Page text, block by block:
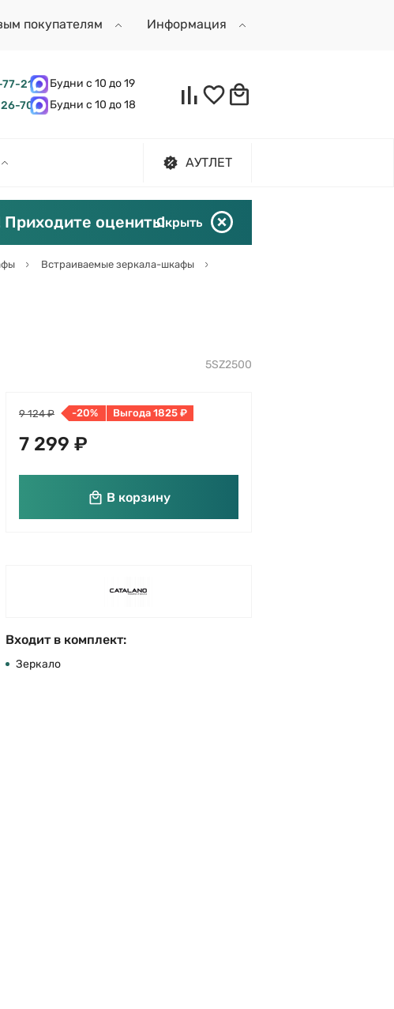
покупателям Информация
21
Будни с 10 до 19
70 Будни с 10 до 18
АУТЛЕТ
оценить!Скрыть
Встраиваемые зеркала-шкафы
5SZ2500
9 124 ₽ -20% Выгода 1825 ₽
7 299 ₽
В корзину
Входит в комплект:
Зеркало